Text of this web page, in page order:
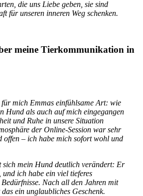
die uns Liebe geben, sie sind
für unseren inneren Weg schenken.
meine Tierkommunikation in
mich Emmas einfühlsame Art: wie
Hund als auch auf mich eingegangen
und Ruhe in unsere Situation
der Online-Session war sehr
offen – ich habe mich sofort wohl und
sich mein Hund deutlich verändert: Er
ich habe ein viel tieferes
Bedürfnisse. Nach all den Jahren mit
das ein unglaubliches Geschenk.